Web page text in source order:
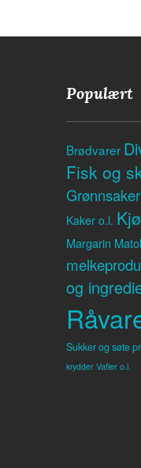
Populært
Brødvarer
Fisk og
Grønnsaker
Kaker o.l.
Margarin
og
Sukker og søte
krydder Vafler o.l.